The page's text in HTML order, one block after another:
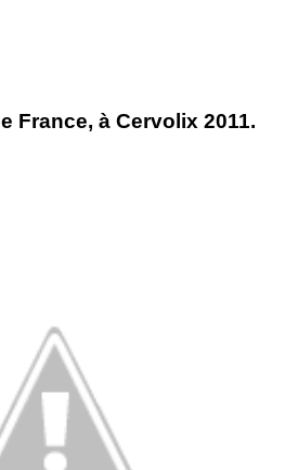
France, à Cervolix 2011.